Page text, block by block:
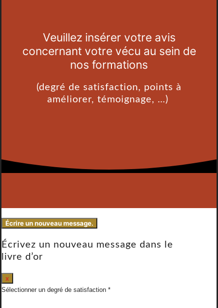
Veuillez insérer votre avis
concernant votre vécu au sein de
nos formations
(degré de satisfaction, points à
améliorer, témoignage, …)
Écrivez un nouveau message dans le
livre d’or
x
ce
formulaire.
Sélectionner un degré de satisfaction